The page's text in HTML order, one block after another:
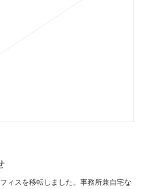
ィスを移転しました。事務所兼自宅な